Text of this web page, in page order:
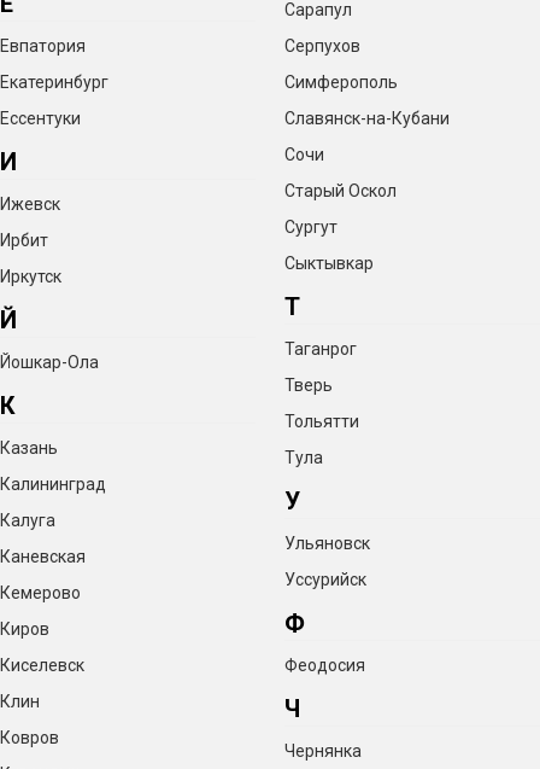
Евпатория
Екатеринбург
Ессентуки
И
Ижевск
Ирбит
Иркутск
Й
Йошкар-Ола
К
Казань
Калининград
Калуга
Каневская
Кемерово
Киров
Киселевск
Клин
Ковров
Сарапул
Серпухов
Симферополь
Славянск-на-Кубани
Сочи
Старый Оскол
Сургут
Сыктывкар
Т
Таганрог
Тверь
Тольятти
Тула
У
Ульяновск
Уссурийск
Ф
Феодосия
Ч
Чернянка